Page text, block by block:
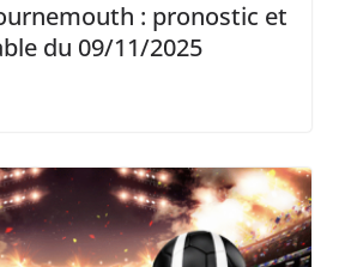
: pronostic et
du 09/11/2025